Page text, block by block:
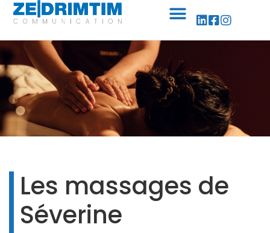
Les massages de
Séverine
Panneau de gestion des cookies